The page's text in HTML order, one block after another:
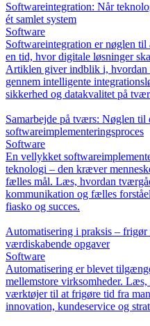
Softwareintegration: Når
ét samlet system
Software
Softwareintegration er nøglen
en tid, hvor digitale løsninger
Artiklen giver indblik i, hvordan
gennem intelligente
sikkerhed og datakvalitet på
Samarbejde på tværs: Nøglen til
softwareimplementeringsproces
Software
En vellykket
teknologi – den kræver
fælles mål. Læs, hvordan
kommunikation og fælles
fiasko og succes.
Automatisering i praksis –
værdiskabende opgaver
Software
Automatisering er blevet
mellemstore virksomheder.
værktøjer til at frigøre tid fra
innovation, kundeservice og